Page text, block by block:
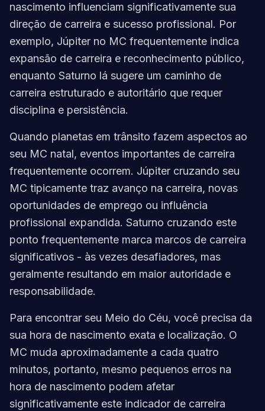
nascimento influenciam significativamente sua
direção de carreira e sucesso profissional. Por
exemplo, Júpiter no MC frequentemente indica
expansão de carreira e reconhecimento público,
enquanto Saturno lá sugere um caminho de
carreira estruturado e autoritário que requer
disciplina e persistência.
Quando planetas em trânsito fazem aspectos ao
seu MC natal, eventos importantes de carreira
frequentemente ocorrem. Júpiter cruzando seu
MC tipicamente traz avanço na carreira, novas
oportunidades de emprego ou influência
profissional expandida. Saturno cruzando este
ponto frequentemente marca marcos de carreira
significativos - às vezes desafiadores, mas
geralmente resultando em maior autoridade e
responsabilidade.
Para encontrar seu Meio do Céu, você precisa da
sua hora de nascimento exata e localização. O
MC muda aproximadamente a cada quatro
minutos, portanto, mesmo pequenos erros na
hora de nascimento podem afetar
significativamente este indicador de carreira